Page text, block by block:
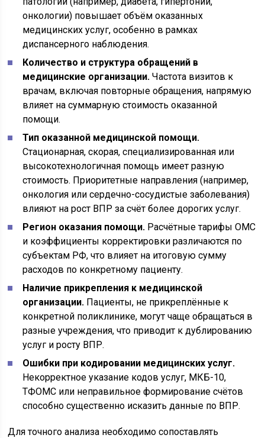
онкологии) повышает объём оказанных
медицинских услуг, особенно в рамках
диспансерного наблюдения.
Количество и структура обращений в
медицинские организации. Частота визитов к
врачам, включая повторные обращения, напрямую
влияет на суммарную стоимость оказанной
помощи.
Тип оказанной медицинской помощи.
Стационарная, скорая, специализированная или
высокотехнологичная помощь имеет разную
стоимость. Приоритетные направления (например,
онкология или сердечно-сосудистые заболевания)
влияют на рост ВПР за счёт более дорогих услуг.
Регион оказания помощи. Расчётные тарифы ОМС
и коэффициенты корректировки различаются по
субъектам РФ, что влияет на итоговую сумму
расходов по конкретному пациенту.
Наличие прикрепления к медицинской
организации. Пациенты, не прикреплённые к
конкретной поликлинике, могут чаще обращаться в
разные учреждения, что приводит к дублированию
услуг и росту ВПР.
Ошибки при кодировании медицинских услуг.
Некорректное указание кодов услуг, МКБ-10,
ТФОМС или неправильное формирование счётов
способно существенно исказить данные по ВПР.
Для точного анализа необходимо сопоставлять